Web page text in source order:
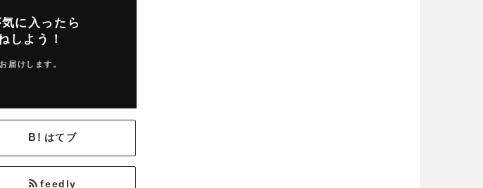
に入ったら
しよう！
届けします。
はてブ
feedly